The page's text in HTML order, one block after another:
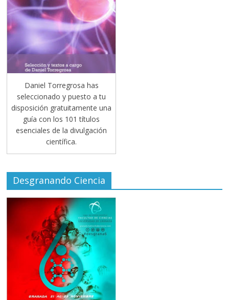
Daniel Torregrosa has
seleccionado y puesto a tu
disposición gratuitamente una
guía con los 101 títulos
esenciales de la divulgación
científica.
Desgranando Ciencia